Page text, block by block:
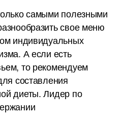
самыми полезными
свое меню
индивидуальных
А если есть
то рекомендуем
составления
диеты. Лидер по